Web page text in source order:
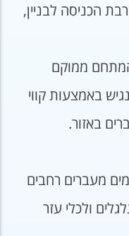
הכניסה לבניין,
ממוקם
באמצעות קווי
באזור.
מעברים רחבים
ולכלי עזר